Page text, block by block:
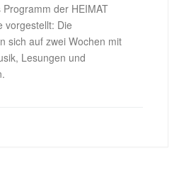
der HEIMAT
vorgestellt: Die
sich auf zwei Wochen mit
Lesungen und